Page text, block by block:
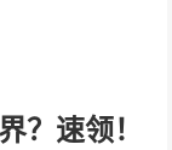
？速领！